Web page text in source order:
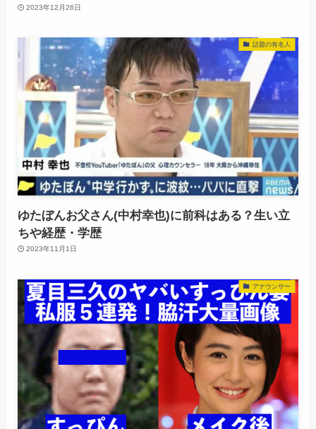
2023年12月26日
話題の有名人
ゆたぼんお父さん(中村幸也)に前科はある？生い立
ちや経歴・学歴
2023年11月1日
アナウンサー